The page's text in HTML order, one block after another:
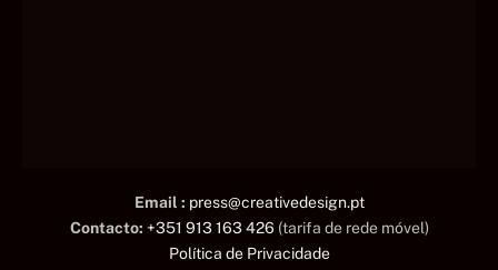
Email : press@creativedesign.pt
Contacto: +351 913 163 426 (tarifa de rede móvel)
Política de Privacidade